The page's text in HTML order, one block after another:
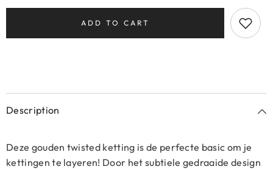
ADD TO CART
Description
Deze gouden twisted ketting is de perfecte basic om je
kettingen te layeren! Door het subtiele gedraaide design